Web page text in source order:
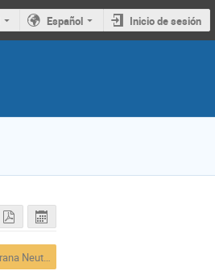
Español Inicio de sesión
Session II: Majorana Neutrinos